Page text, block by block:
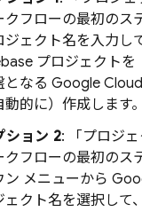
クフローの最初のス
ジェクト名を入力し
プロジェクトを
となる Google Cloud
動的に）作成します。
ション 2: 「プロジェ
クフローの最初のス
ン メニューから
ェクト名を選択して